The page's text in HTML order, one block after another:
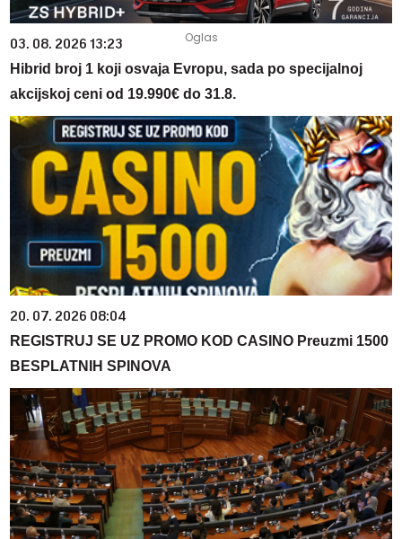
03. 08. 2026 13:23
Hibrid broj 1 koji osvaja Evropu, sada po specijalnoj
akcijskoj ceni od 19.990€ do 31.8.
20. 07. 2026 08:04
REGISTRUJ SE UZ PROMO KOD CASINO Preuzmi 1500
BESPLATNIH SPINOVA